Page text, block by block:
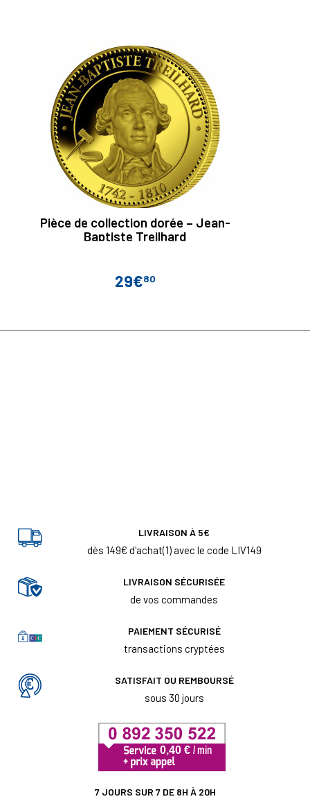
Pièce de collection dorée – Jean-
Baptiste Treilhard
Prix
29€80
LIVRAISON À 5€
dès 149€ d'achat(1) avec le code LIV149
LIVRAISON SÉCURISÉE
de vos commandes
PAIEMENT SÉCURISÉ
transactions cryptées
SATISFAIT OU REMBOURSÉ
sous 30 jours
7 JOURS SUR 7 DE 8H À 20H